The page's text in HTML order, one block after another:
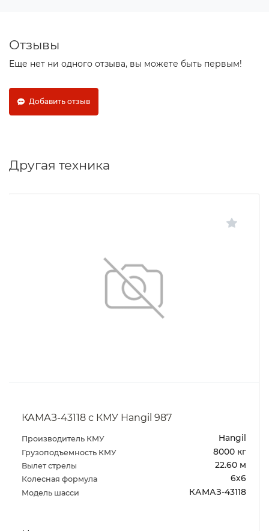
Отзывы
Еще нет ни одного отзыва, вы можете быть первым!
Добавить отзыв
Другая техника
КАМАЗ-43118 с КМУ Hangil 987
Производитель КМУ Hangil
Грузоподъемность КМУ 8000 кг
Вылет стрелы 22.60 м
Колесная формула 6х6
Модель шасси КАМАЗ-43118